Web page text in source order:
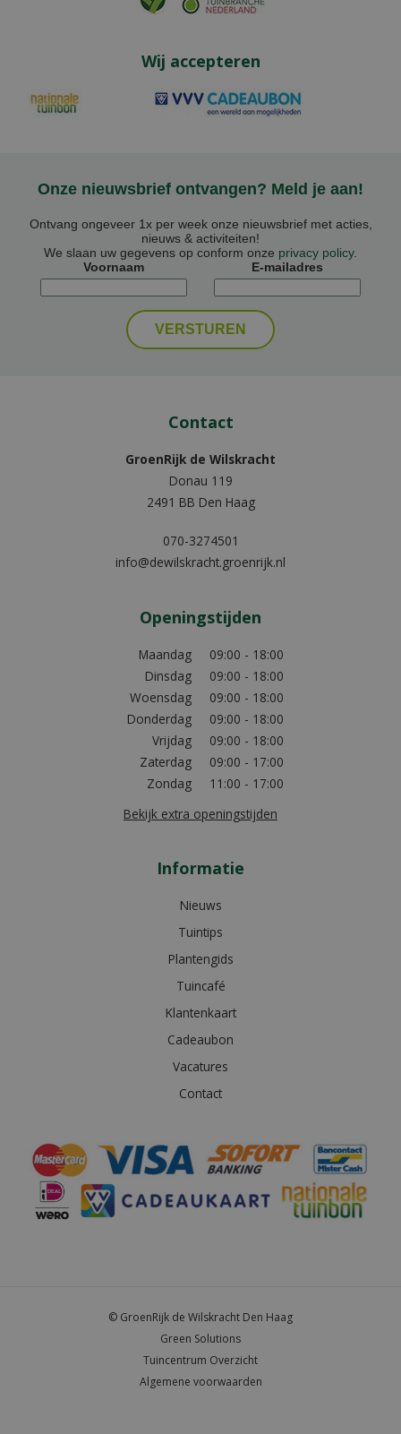
Wij accepteren
Onze nieuwsbrief ontvangen? Meld je aan!
Ontvang ongeveer 1x per week onze nieuwsbrief met acties,
nieuws & activiteiten!
We slaan uw gegevens op conform onze privacy policy.
Voornaam
E-mailadres
Contact
GroenRijk de Wilskracht
Donau 119
2491 BB Den Haag
070-3274501
info@dewilskracht.groenrijk.nl
Openingstijden
Maandag
09:00 - 18:00
Dinsdag
09:00 - 18:00
Woensdag
09:00 - 18:00
Donderdag
09:00 - 18:00
Vrijdag
09:00 - 18:00
Zaterdag
09:00 - 17:00
Zondag
11:00 - 17:00
Bekijk extra openingstijden
Informatie
Nieuws
Tuintips
Plantengids
Tuincafé
Klantenkaart
Cadeaubon
Vacatures
Contact
© GroenRijk de Wilskracht Den Haag
Green Solutions
Tuincentrum Overzicht
Algemene voorwaarden